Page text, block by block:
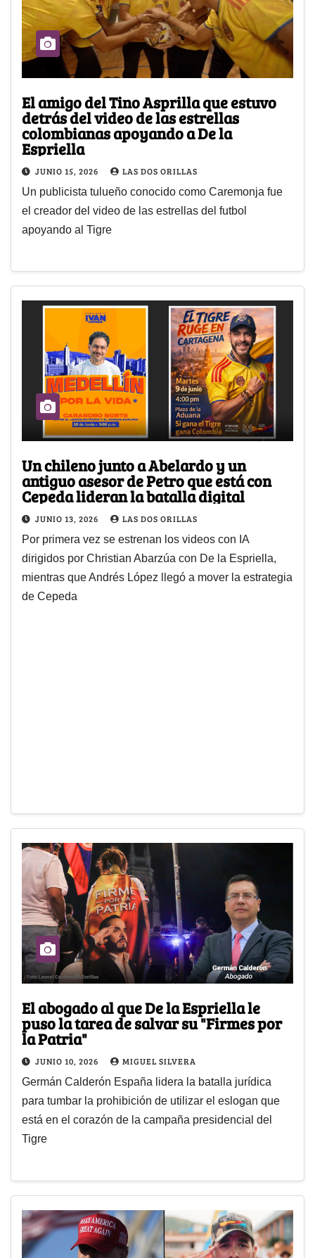
El amigo del Tino Asprilla que estuvo
detrás del video de las estrellas
colombianas apoyando a De la
Espriella
JUNIO 15, 2026 LAS DOS ORILLAS
Un publicista tulueño conocido como Caremonja fue
el creador del video de las estrellas del futbol
apoyando al Tigre
Un chileno junto a Abelardo y un
antiguo asesor de Petro que está con
Cepeda lideran la batalla digital
JUNIO 13, 2026 LAS DOS ORILLAS
Por primera vez se estrenan los videos con IA
dirigidos por Christian Abarzúa con De la Espriella,
mientras que Andrés López llegó a mover la estrategia
de Cepeda
El abogado al que De la Espriella le
puso la tarea de salvar su "Firmes por
la Patria"
JUNIO 10, 2026 MIGUEL SILVERA
Germán Calderón España lidera la batalla jurídica
para tumbar la prohibición de utilizar el eslogan que
está en el corazón de la campaña presidencial del
Tigre